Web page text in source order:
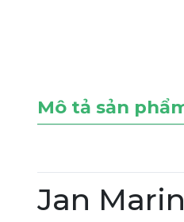
Mô tả sản
Jan